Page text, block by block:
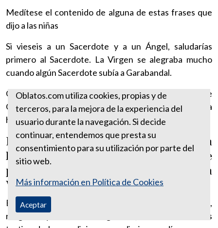
Medítese el contenido de alguna de estas frases que
dijo a las niñas
Si vieseis a un Sacerdote y a un Ángel, saludarías
primero al Sacerdote. La Virgen se alegraba mucho
cuando algún Sacerdote subía a Garabandal.
Obedeced al Obispo antes que a Mí. Así sucede que
Conchita pide permiso al Obispo de Santander para
hacer declaraciones.
La Virgen tenía especial atención para
los Sacerdotes y aunque viniesen de
paisano las Niñas por medio de la
Virgen lo sabían y acudían a ellos.
Esto mismo sucedía también con los religiosos,
religiosas y los fieles en general, todo el mundo es
Oblatos.com utiliza cookies, propias y de
terceros, para la mejora de la experiencia del
usuario durante la navegación. Si decide
continuar, entendemos que presta su
consentimiento para su utilización por parte del
sitio web.
Más información en Política de Cookies
Aceptar